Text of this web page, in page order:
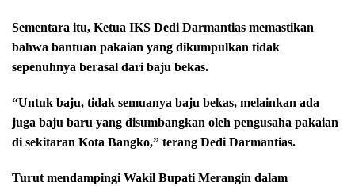
Sementara itu, Ketua IKS Dedi Darmantias memastikan
bahwa bantuan pakaian yang dikumpulkan tidak
sepenuhnya berasal dari baju bekas.
“Untuk baju, tidak semuanya baju bekas, melainkan ada
juga baju baru yang disumbangkan oleh pengusaha pakaian
di sekitaran Kota Bangko,” terang Dedi Darmantias.
Turut mendampingi Wakil Bupati Merangin dalam